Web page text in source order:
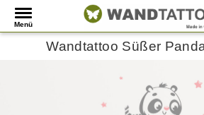
Menü
Wandtattoo Süßer